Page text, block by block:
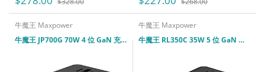
牛魔王 Maxpower
牛魔王 JP700G 70W 4 位 GaN 充電旅遊插座
牛魔王 Maxpower
牛魔王 RL350C 35W 5 位 GaN 充電旅遊插座